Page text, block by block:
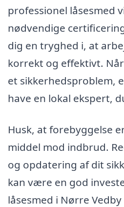
professionel låsesmed
nødvendige
dig en tryghed i, at
korrekt og effektivt.
et sikkerhedsproblem,
have en lokal ekspert,
Husk, at forebyggelse
middel mod indbrud.
og opdatering af dit
kan være en god
låsesmed i Nørre